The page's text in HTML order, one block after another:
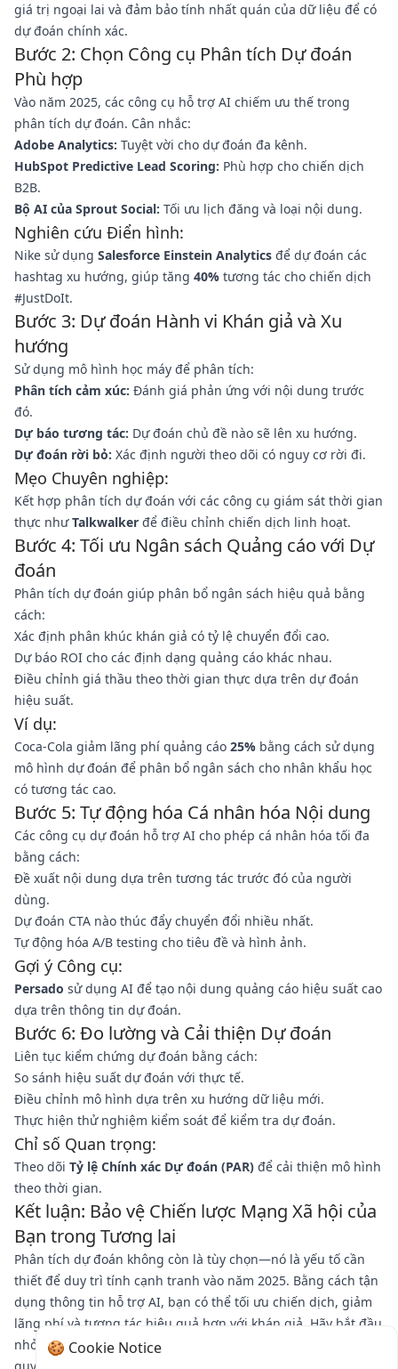
giá trị ngoại lai và đảm bảo tính nhất quán của dữ liệu để có
dự đoán chính xác.
Bước 2: Chọn Công cụ Phân tích Dự đoán
Phù hợp
Vào năm 2025, các công cụ hỗ trợ AI chiếm ưu thế trong
phân tích dự đoán. Cân nhắc:
Adobe Analytics: Tuyệt vời cho dự đoán đa kênh.
HubSpot Predictive Lead Scoring: Phù hợp cho chiến dịch
B2B.
Bộ AI của Sprout Social: Tối ưu lịch đăng và loại nội dung.
Nghiên cứu Điển hình:
Nike sử dụng Salesforce Einstein Analytics để dự đoán các
hashtag xu hướng, giúp tăng 40% tương tác cho chiến dịch
#JustDoIt.
Bước 3: Dự đoán Hành vi Khán giả và Xu
hướng
Sử dụng mô hình học máy để phân tích:
Phân tích cảm xúc: Đánh giá phản ứng với nội dung trước
đó.
Dự báo tương tác: Dự đoán chủ đề nào sẽ lên xu hướng.
Dự đoán rời bỏ: Xác định người theo dõi có nguy cơ rời đi.
Mẹo Chuyên nghiệp:
Kết hợp phân tích dự đoán với các công cụ giám sát thời gian
thực nhưTalkwalker để điều chỉnh chiến dịch linh hoạt.
Bước 4: Tối ưu Ngân sách Quảng cáo với Dự
đoán
Phân tích dự đoán giúp phân bổ ngân sách hiệu quả bằng
cách:
Xác định phân khúc khán giả có tỷ lệ chuyển đổi cao.
Dự báo ROI cho các định dạng quảng cáo khác nhau.
Điều chỉnh giá thầu theo thời gian thực dựa trên dự đoán
hiệu suất.
Ví dụ:
Coca-Cola giảm lãng phí quảng cáo 25% bằng cách sử dụng
mô hình dự đoán để phân bổ ngân sách cho nhân khẩu học
có tương tác cao.
Bước 5: Tự động hóa Cá nhân hóa Nội dung
Các công cụ dự đoán hỗ trợ AI cho phép cá nhân hóa tối đa
bằng cách:
Đề xuất nội dung dựa trên tương tác trước đó của người
dùng.
Dự đoán CTA nào thúc đẩy chuyển đổi nhiều nhất.
Tự động hóa A/B testing cho tiêu đề và hình ảnh.
Gợi ý Công cụ:
Persado sử dụng AI để tạo nội dung quảng cáo hiệu suất cao
dựa trên thông tin dự đoán.
Bước 6: Đo lường và Cải thiện Dự đoán
Liên tục kiểm chứng dự đoán bằng cách:
So sánh hiệu suất dự đoán với thực tế.
Điều chỉnh mô hình dựa trên xu hướng dữ liệu mới.
Thực hiện thử nghiệm kiểm soát để kiểm tra dự đoán.
Chỉ số Quan trọng:
Theo dõi Tỷ lệ Chính xác Dự đoán (PAR) để cải thiện mô hình
theo thời gian.
Kết luận: Bảo vệ Chiến lược Mạng Xã hội của
Bạn trong Tương lai
Phân tích dự đoán không còn là tùy chọn—nó là yếu tố cần
thiết để duy trì tính cạnh tranh vào năm 2025. Bằng cách tận
dụng thông tin hỗ trợ AI, bạn có thể tối ưu chiến dịch, giảm
lãng phí và tương tác hiệu quả hơn với khán giả. Hãy bắt đầu
nhỏ với một công cụ dự đoán, đo lường kết quả và mở rộng
🍪 Cookie Notice